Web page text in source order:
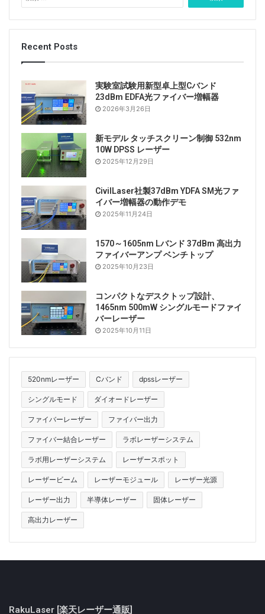
索
:
Recent Posts
実験室試験用新型卓上型Cバンド
23dBm EDFA光ファイバー増幅器
2026年3月26日
新モデル タッチスクリーン制御 532nm
10W DPSS レーザー
2025年12月29日
CivilLaser社製37dBm YDFA SM光ファ
イバー増幅器の動作デモ
2025年11月24日
1570～1605nm Lバンド 37dBm 高出力
ファイバーアンプ ベンチトップ
2025年10月23日
コンパクトなデスクトップ設計、
1465nm 500mW シングルモードファイ
バーレーザー
2025年10月11日
520nmレーザー Cバンド dpssレーザー
シングルモード ダイオードレーザー
ファイバーレーザー ファイバー出力
ファイバー結合レーザー ラボレーザーシステム
ラボ用レーザーシステム レーザースポット
レーザービーム レーザーモジュール レーザー光源
レーザー出力 半導体レーザー 固体レーザー
高出力レーザー
RakuLaser [楽天レーザー通販]